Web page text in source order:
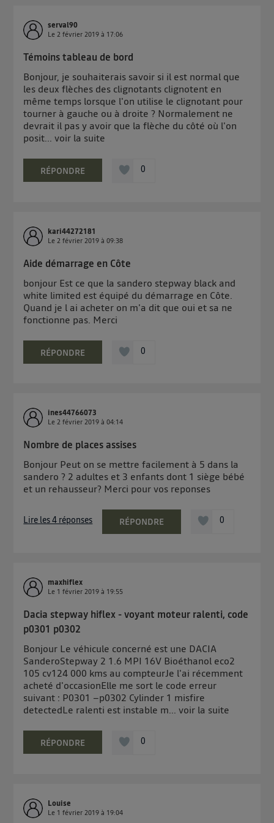
serval90
Le2 février 2019 à 17:06
Témoins tableau de bord
Bonjour, je souhaiterais savoir si il est normal que
les deux flèches des clignotants clignotent en
même temps lorsque l'on utilise le clignotant pour
tourner à gauche ou à droite ? Normalement ne
devrait il pas y avoir que la flèche du côté où l'on
posit...voir la suite
RÉPONDRE 0
kari44272181
Le2 février 2019 à09:38
Aide démarrage en Côte
bonjour Est ce que la sandero stepway black and
white limited est équipé du démarrage en Côte.
Quand je l ai acheter on m'a dit que oui et sa ne
fonctionne pas. Merci
RÉPONDRE 0
ines44766073
Le2 février 2019 à04:14
Nombre de places assises
Bonjour Peut on se mettre facilement à 5 dans la
sandero ? 2 adultes et 3 enfants dont 1 siège bébé
et un rehausseur? Merci pour vos reponses
Lire les 4 réponses RÉPONDRE 0
maxhiflex
Le 1 février 2019 à 19:55
Dacia stepway hiflex - voyant moteur ralenti, code
p0301 p0302
Bonjour Le véhicule concerné est une DACIA
SanderoStepway 2 1.6 MPI 16V Bioéthanol eco2
105 cv124 000 kms au compteurJe l'ai récemment
acheté d'occasionElle me sort le code erreur
suivant : P0301 –p0302 Cylinder 1 misfire
detectedLe ralenti est instable m...voir la suite
RÉPONDRE 0
Louise
Le 1 février 2019 à 19:04
L'identifiant est associé à votre connexion internet.
Ainsi, toutes les personnes utilisant la même
connexion et ayant consenties se verront attribuer le
même identifiant. En général :
Pour uneconnexion foyer(ex : Wi-Fi), la personnalisation sera basée
sur la navigation des membres du foyer ayant consentis.
Pour uneconnexion mobile, la personnalisation sera basée
uniquement sur la navigation de l'utilisateur du mobile.
Vous pouvez à tout moment retirer ce consentement
surle portail d’Utiq
« gérer Utiq » en bas de ce site. Pour plus